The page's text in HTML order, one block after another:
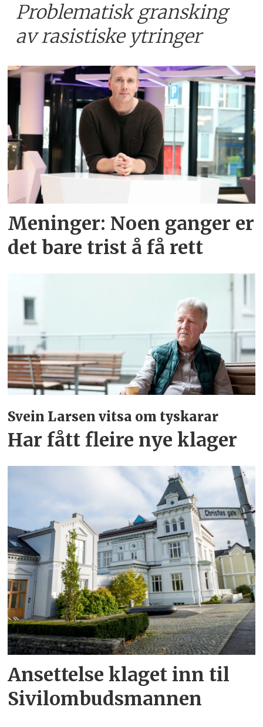
Problematisk gransking
av rasistiske ytringer
Meninger: Noen ganger er
det bare trist å få rett
Svein Larsen vitsa om tyskarar
Har fått fleire nye klager
Ansettelse klaget inn til
Sivilombudsmannen